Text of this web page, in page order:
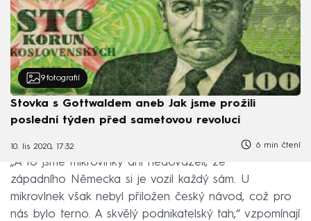
9 fotografií
Stovka s Gottwaldem aneb Jak jsme prožili
poslední týden před sametovou revolucí
10. lis 2020, 17:32 6 min čtení
„A to jsme mikrovlnky ani nedováželi, ze
západního Německa si je vozil každý sám. U
mikrovlnek však nebyl přiložen český návod, což pro
nás bylo terno. A skvělý podnikatelský tah,“ vzpomínají